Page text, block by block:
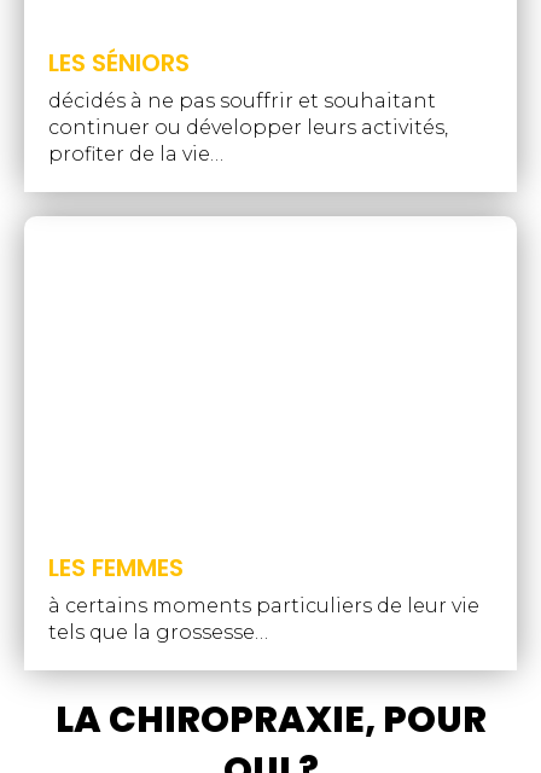
LES SÉNIORS
décidés à ne pas souffrir et souhaitant
continuer ou développer leurs activités,
profiter de la vie…
LES FEMMES
à certains moments particuliers de leur vie
tels que la grossesse…
LA CHIROPRAXIE, POUR